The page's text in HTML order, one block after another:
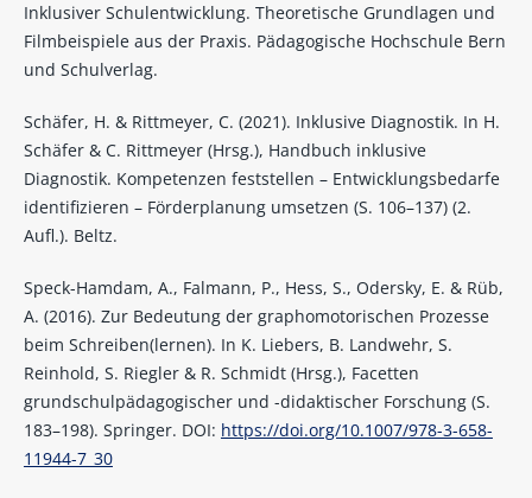
Inklusiver Schulentwicklung. Theoretische Grundlagen und
Filmbeispiele aus der Praxis. Pädagogische Hochschule Bern
und Schulverlag.
Schäfer, H. & Rittmeyer, C. (2021). Inklusive Diagnostik. In H.
Schäfer & C. Rittmeyer (Hrsg.), Handbuch inklusive
Diagnostik. Kompetenzen feststellen – Entwicklungsbedarfe
identifizieren – Förderplanung umsetzen (S. 106–137) (2.
Aufl.). Beltz.
Speck-Hamdam, A., Falmann, P., Hess, S., Odersky, E. & Rüb,
A. (2016). Zur Bedeutung der graphomotorischen Prozesse
beim Schreiben(lernen). In K. Liebers, B. Landwehr, S.
Reinhold, S. Riegler & R. Schmidt (Hrsg.), Facetten
grundschulpädagogischer und -didaktischer Forschung (S.
183–198). Springer. DOI: https://doi.org/10.1007/978-3-658-
11944-7_30